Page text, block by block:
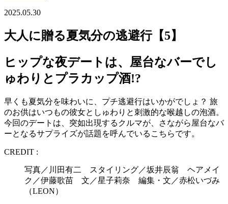
2025.05.30
大人に贈る夏気分の逃避行【5】
ヒップな夜デートは、屋台なバーでし
ゅわりとプラカップ酒!?
早くも夏気分を味わいに、プチ逃避行はいかがでしょ？ 旅
のお供はいつもの彼女としゅわりと刺激的な喉越しの泡酒。
今回のデートは、突如出現するクルマが、さながら屋台なバ
ーとなるサプライズが話題を呼んでいるこちらです。
CREDIT :
写真／川田有二 スタイリング／坂井辰翁 ヘアメイ
ク／伊藤歌苗 文／星子莉奈 編集・文／赤松いづみ
（LEON）